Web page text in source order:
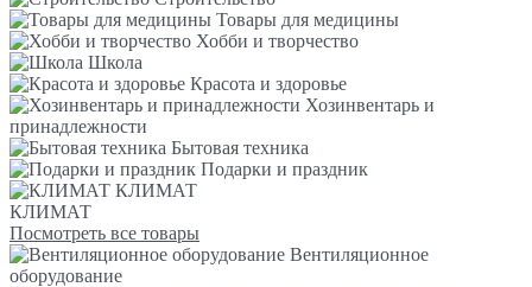
Товары для медицины
Хобби и творчество
Школа
Красота и здоровье
Хозинвентарь и
принадлежности
Бытовая техника
Подарки и праздник
КЛИМАТ
КЛИМАТ
Посмотреть все товары
Вентиляционное
оборудование